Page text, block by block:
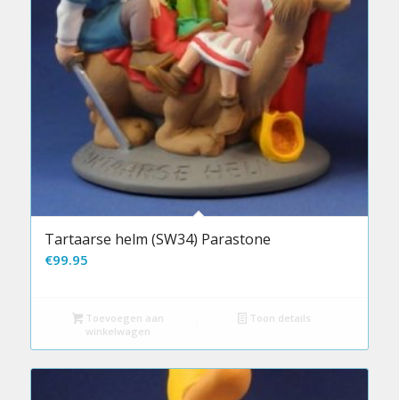
Tartaarse helm (SW34) Parastone
€99.95
Toevoegen aan
winkelwagen
Toon details